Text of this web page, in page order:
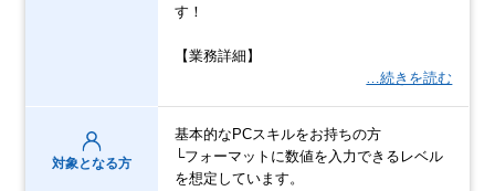
す！
【業務詳細】
…続きを読む
対象となる方
基本的なPCスキルをお持ちの方
└フォーマットに数値を入力できるレベル
を想定しています。